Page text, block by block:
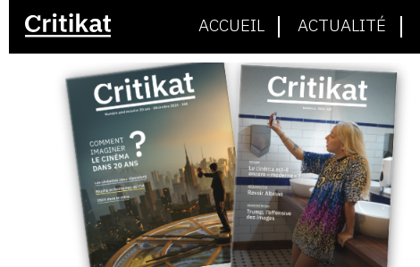
ACCUEIL ACTUALITÉ